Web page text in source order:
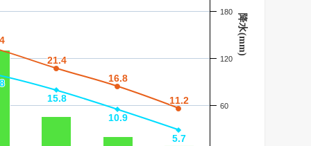
降水(mm)
21.4
21.4
16.8
16.8
11.2
11.2
15.8
15.8
10.9
10.9
5.7
5.7
60
120
180